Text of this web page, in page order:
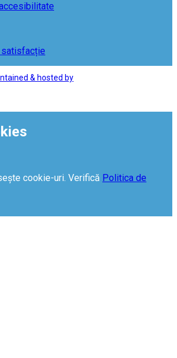
satisfacție
& hosted by
cookie-uri. Verifică Politica de